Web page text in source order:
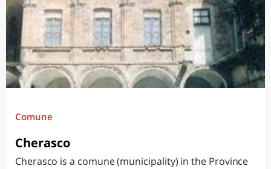
Comune
Cherasco
Cherasco is a comune (municipality) in the Province